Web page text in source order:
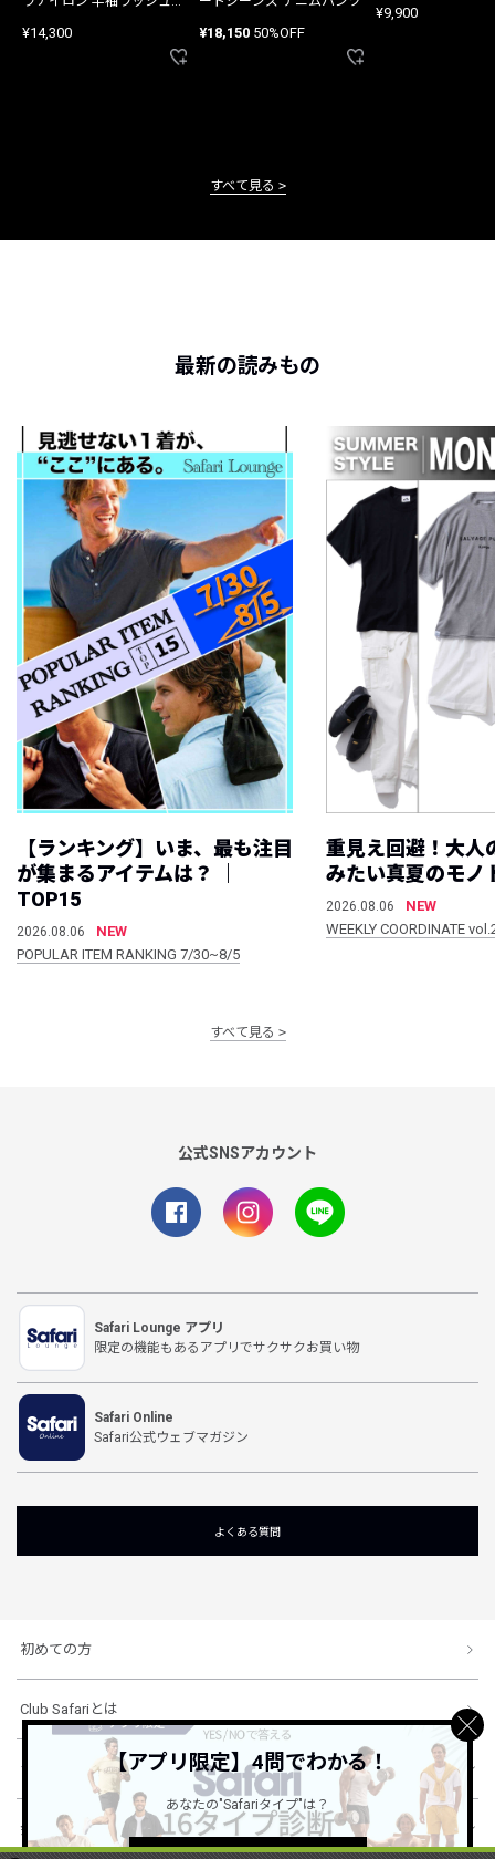
¥14,300 ¥18,150 50%OFF
¥9,900
すべて見る
最新の読みもの
【ランキング】いま、最も注目
が集まるアイテムは？ ｜
TOP15
2026.08.06
NEW
POPULAR ITEM RANKING 7/30~8/5
重見え回避！大人
みたい真夏のモノ
2026.08.06
NEW
WEEKLY COORDINATE
すべて見る
公式SNSアカウント
Safari Lounge アプリ
限定の機能もあるアプリでサクサクお買い物
Safari Online
Safari公式ウェブマガジン
よくある質問
初めての方
Club Safariとは
ショッピングガイド
会社概要・規約
【アプリ限定】4問でわかる！
あなたの"Safariタイプ"は？